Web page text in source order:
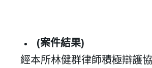
登 入
忘記密碼？
(案件結果)
經本所林健群律師積極辯護